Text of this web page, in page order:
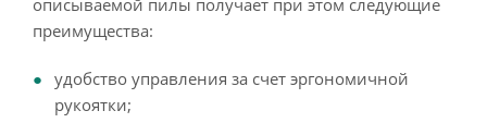
описываемой пилы получает при этом следующие
преимущества:
удобство управления за счет эргономичной
рукоятки;